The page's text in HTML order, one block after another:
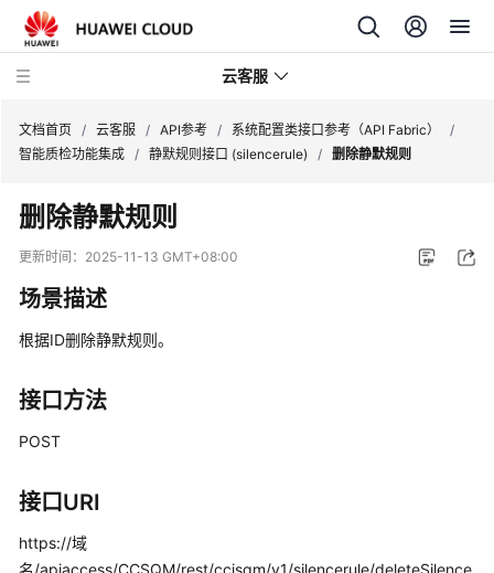
云客服
产
品
介
速
门
用
指
文档首页 / 云客服 / API参考 / 系统配置类接口参考（API Fabric）
/
智能质检功能集成 / 静默规则接口 (silencerule) / 删除静默规则
删除静默规则
更新时间： 2025-11-13 GMT+08:00
场景描述
根据ID删除静默规则。
接口方法
POST
接口URI
https://域
名/apiaccess/CCSQM/rest/ccisqm/v1/silencerule/deleteSilence